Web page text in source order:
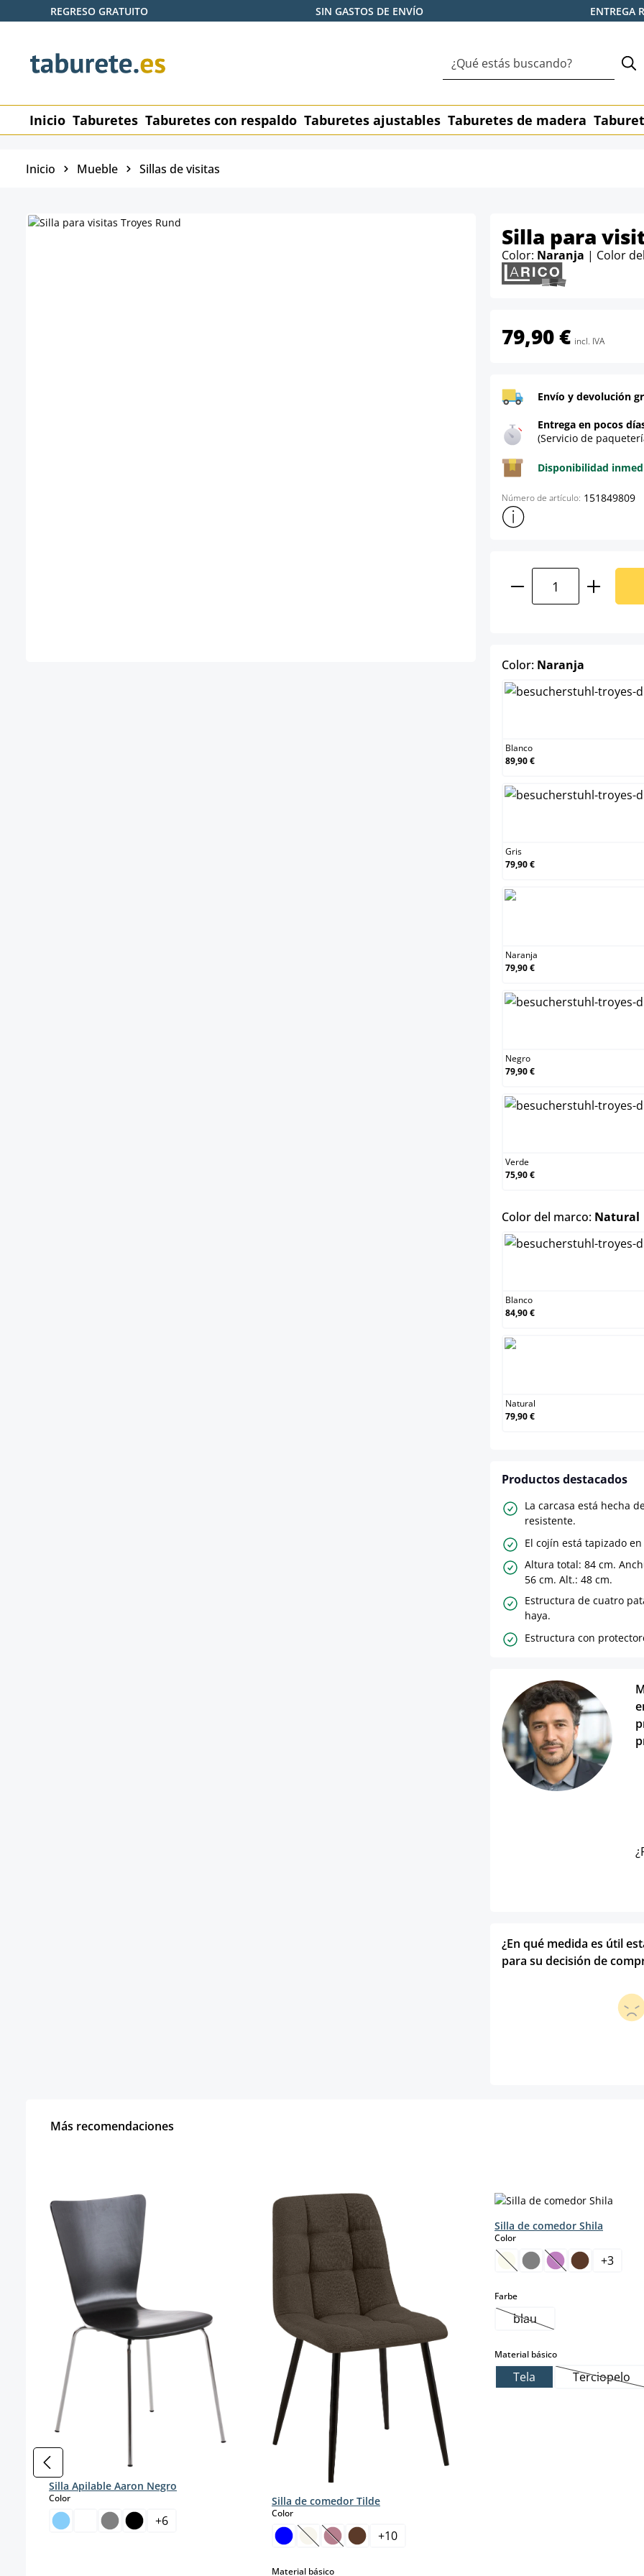
al contenido principal
Saltar a la búsqueda
Saltar a la navegación principal
REGRESO GRATUITO SIN GASTOS DE ENVÍO ENTREGA
Inicio Taburetes Taburetes con respaldo Taburetes ajustables Taburetes de madera
Inicio Mueble Sillas de visitas
Silla para
Color: Naranja | Color
79,90 € incl. IVA
Envío y devolución
Entrega en pocos
(Servicio de
Disponibilidad
Número de artículo: 151849809
Mostrar más información
Cantidad del
Color: Naranja
Blanco
89,90 €
Gris
79,90 €
Naranja
79,90 €
Negro
79,90 €
Verde
75,90 €
Color del marco: Natural
Blanco
84,90 €
Natural
79,90 €
Productos destacados
La carcasa está hecha
resistente.
El cojín está tapizado
Altura total: 84 cm.
56 cm. Alt.: 48 cm.
Estructura de cuatro
haya.
Estructura con
¿En qué medida es útil
para su decisión de
Más recomendaciones
Silla Apilable Aaron Negro
Colorselect
+6
Silla de comedor Tilde
Colorselect
(Esta opción no está disponible en este momento.)
(Esta opción no está disponible en este momento.)
+10
Material básicoselect
Silla de comedor Shila
Colorselect
(Esta opción no está
(Esta opción no
+3
Farbeselect
blau(Esta opción no está
Material básicoselect
Tela Terciopelo
(Esta